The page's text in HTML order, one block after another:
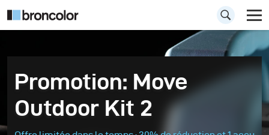
Promotion: Move
Outdoor Kit 2